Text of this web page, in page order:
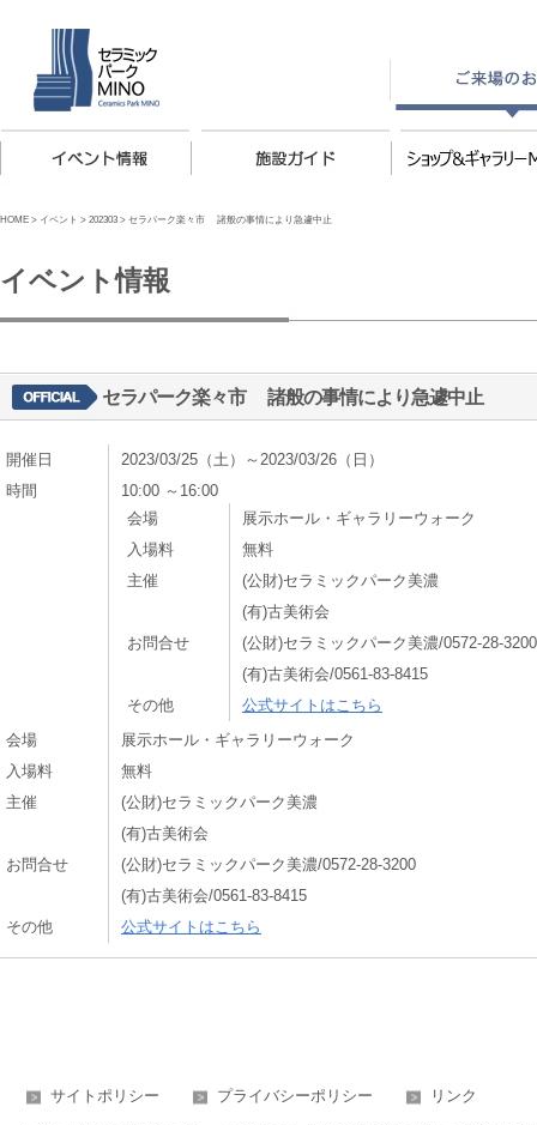
HOME > イベント > 202303 > セラパーク楽々市 諸般の事情により急遽中止
イベント情報
セラパーク楽々市 諸般の事情により急遽中止
開催日
2023/03/25（土）～2023/03/26（日）
時間
10:00 ～16:00
会場
展示ホール・ギャラリーウォーク
入場料
無料
主催
(公財)セラミックパーク美濃
(有)古美術会
お問合せ
(公財)セラミックパーク美濃/0572-28-3200
(有)古美術会/0561-83-8415
その他
公式サイトはこちら
会場
展示ホール・ギャラリーウォーク
入場料
無料
主催
(公財)セラミックパーク美濃
(有)古美術会
お問合せ
(公財)セラミックパーク美濃/0572-28-3200
(有)古美術会/0561-83-8415
その他
公式サイトはこちら
サイトポリシー プライバシーポリシー リンク